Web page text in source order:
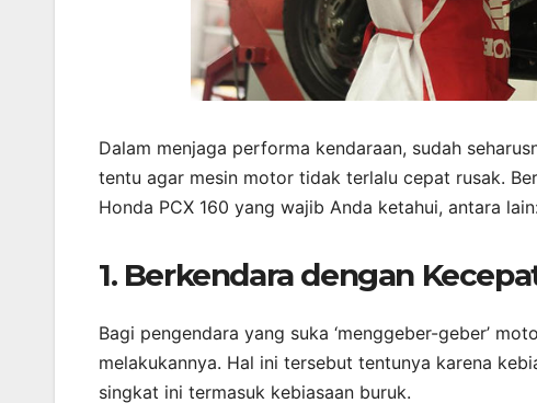
Dalam menjaga performa kendaraan, sudah
tentu agar mesin motor tidak terlalu cepat rusak.
Honda PCX 160 yang wajib Anda ketahui, antara
1. Berkendara dengan
Bagi pengendara yang suka ‘menggeber-geber’
melakukannya. Hal ini tersebut tentunya karena
singkat ini termasuk kebiasaan buruk.